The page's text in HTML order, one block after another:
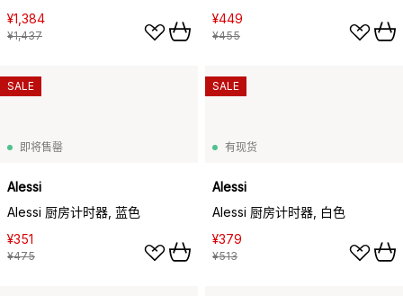
¥1,384
¥1,437
¥449
¥455
即将售罄
Alessi
Alessi 厨房计时器, 蓝色
¥351
¥475
SALE
有现货
Alessi
Alessi 厨房计时器, 白色
¥379
¥513
SALE